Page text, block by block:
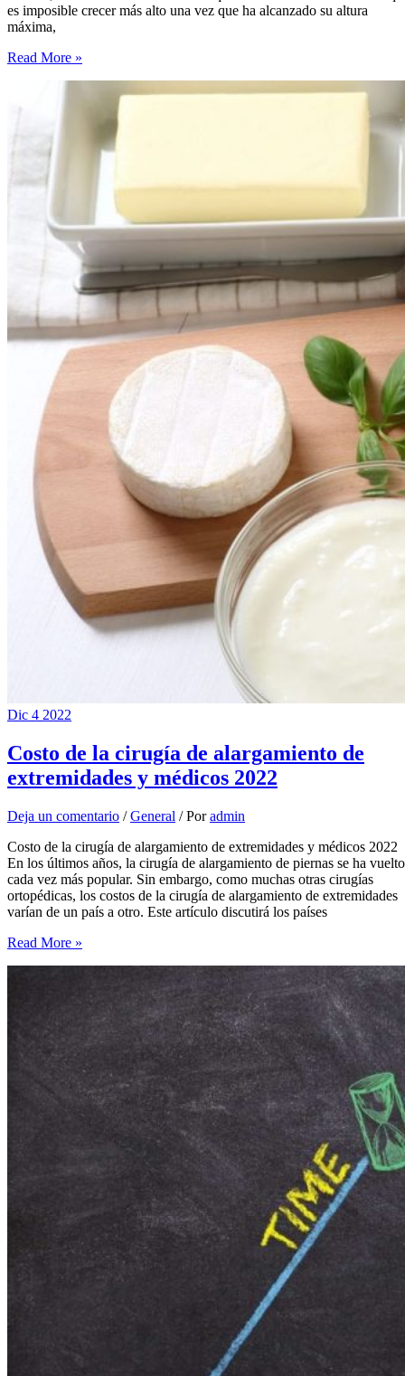
es imposible crecer más alto una vez que ha alcanzado su altura
máxima,
11
aumentan
Read More »
Dic 4 2022
Costo de la cirugía de alargamiento de
extremidades y médicos 2022
Deja un comentario /General / Poradmin
Costo de la cirugía de alargamiento de extremidades y médicos 2022
En los últimos años, la cirugía de alargamiento de piernas se ha vuelto
cada vez más popular. Sin embargo, como muchas otras cirugías
ortopédicas, los costos de la cirugía de alargamiento de extremidades
varían de un país a otro. Este artículo discutirá los países
Costo
alargamiento
extremidades
médicos
Read More »